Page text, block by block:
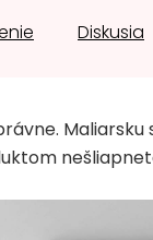
Diskusia